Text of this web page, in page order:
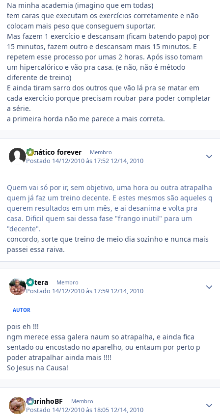
Na minha academia (imagino que em todas)
tem caras que executam os exercícios corretamente e não
colocam mais peso que conseguem suportar.
Mas fazem 1 exercício e descansam (ficam batendo papo) por
15 minutos, fazem outro e descansam mais 15 minutos. E
repetem esse processo por umas 2 horas. Após isso tomam
um hipercalórico e vão pra casa. (e não, não é método
diferente de treino)
E ainda tiram sarro dos outros que vão lá pra se matar em
cada exercício porque precisam roubar para poder completar
a série.
a primeira horda não me parece a mais correta.
Fanático forever Membro
Postado 14/12/2010 às 17:52 12/14, 2010
Quem vai só por ir, sem objetivo, uma hora ou outra atrapalha
quem já faz um treino decente. E estes mesmos são aqueles q
querem resultados em um mês, e ai desanima e volta pra
casa. Dificil quem sai dessa fase "frango inutil" para um
"decente".
concordo, sorte que treino de meio dia sozinho e nunca mais
passei essa raiva.
batera Membro
Postado 14/12/2010 às 17:59 12/14, 2010
AUTOR
pois eh !!!
ngm merece essa galera naum so atrapalha, e ainda fica
sentado ou encostado no aparelho, ou entaum por perto p
poder atrapalhar ainda mais !!!!
So Jesus na Causa!
MarinhoBF Membro
Postado 14/12/2010 às 18:05 12/14, 2010